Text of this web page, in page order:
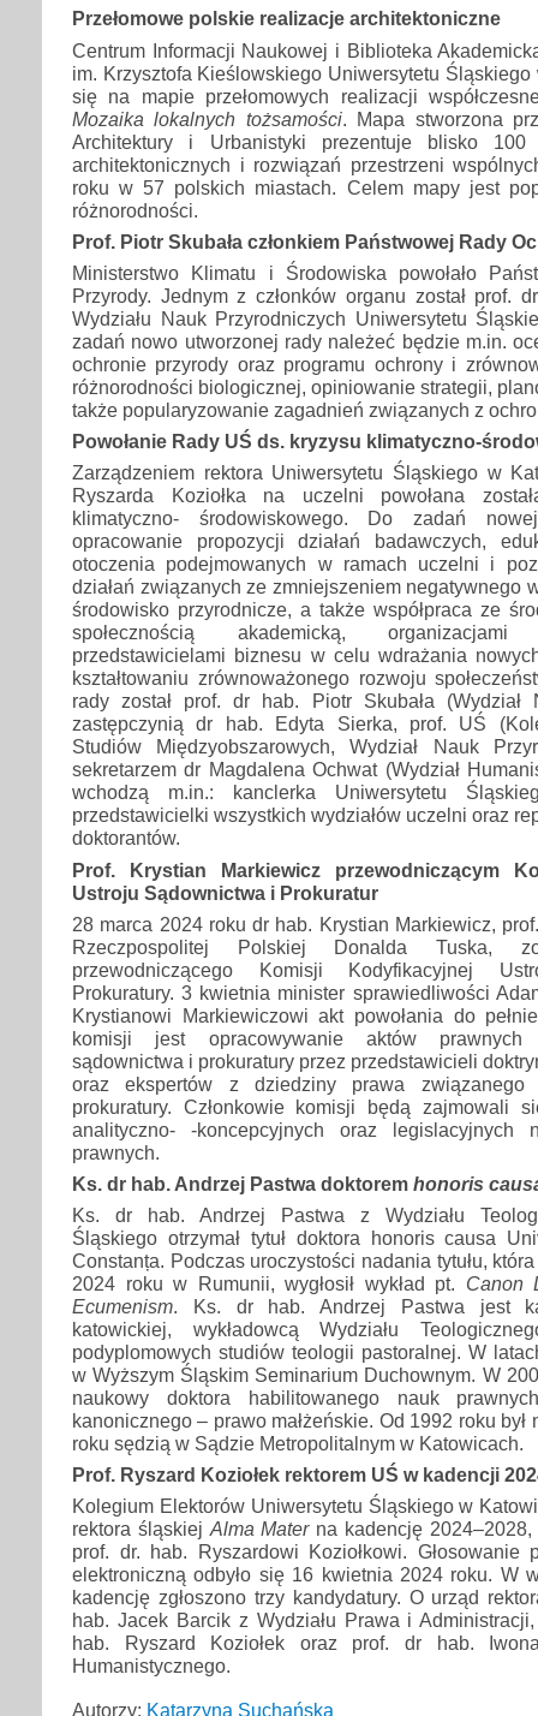
Przełomowe polskie realizacje architektoniczne
Centrum Informacji Naukowej i Biblioteka
im. Krzysztofa Kieślowskiego Uniwersytetu Śląskiego
się na mapie przełomowych realizacji
Mozaika lokalnych tożsamości. Mapa stworzona
Architektury i Urbanistyki prezentuje blisko 100
architektonicznych i rozwiązań przestrzeni
roku w 57 polskich miastach. Celem mapy jest
różnorodności.
Prof. Piotr Skubała członkiem Państwowej Rady
Ministerstwo Klimatu i Środowiska powołało
Przyrody. Jednym z członków organu został prof.
Wydziału Nauk Przyrodniczych Uniwersytetu
zadań nowo utworzonej rady należeć będzie m.in.
ochronie przyrody oraz programu ochrony i
różnorodności biologicznej, opiniowanie strategii,
także popularyzowanie zagadnień związanych z
Powołanie Rady UŚ ds. kryzysu klimatyczno-
Zarządzeniem rektora Uniwersytetu Śląskiego w
Ryszarda Koziołka na uczelni powołana
klimatyczno- środowiskowego. Do zadań
opracowanie propozycji działań badawczych,
otoczenia podejmowanych w ramach uczelni i
działań związanych ze zmniejszeniem negatywnego
środowisko przyrodnicze, a także współpraca ze
społecznością akademicką,
przedstawicielami biznesu w celu wdrażania
kształtowaniu zrównoważonego rozwoju
rady został prof. dr hab. Piotr Skubała (Wydział
zastępczynią dr hab. Edyta Sierka, prof. UŚ
Studiów Międzyobszarowych, Wydział Nauk
sekretarzem dr Magdalena Ochwat (Wydział
wchodzą m.in.: kanclerka Uniwersytetu
przedstawicielki wszystkich wydziałów uczelni oraz
doktorantów.
Prof. Krystian Markiewicz przewodniczącym
Ustroju Sądownictwa i Prokuratur
28 marca 2024 roku dr hab. Krystian Markiewicz,
Rzeczpospolitej Polskiej Donalda Tuska,
przewodniczącego Komisji Kodyfikacyjnej
Prokuratury. 3 kwietnia minister sprawiedliwości
Krystianowi Markiewiczowi akt powołania do
komisji jest opracowywanie aktów prawnych
sądownictwa i prokuratury przez przedstawicieli
oraz ekspertów z dziedziny prawa
prokuratury. Członkowie komisji będą zajmowali
analityczno- -koncepcyjnych oraz legislacyjnych
prawnych.
Ks. dr hab. Andrzej Pastwa doktorem honoris
Ks. dr hab. Andrzej Pastwa z Wydziału
Śląskiego otrzymał tytuł doktora honoris causa
Constanța. Podczas uroczystości nadania tytułu,
2024 roku w Rumunii, wygłosił wykład pt. Canon
Ecumenism. Ks. dr hab. Andrzej Pastwa jest
katowickiej, wykładowcą Wydziału
podyplomowych studiów teologii pastoralnej. W
w Wyższym Śląskim Seminarium Duchownym. W
naukowy doktora habilitowanego nauk
kanonicznego – prawo małżeńskie. Od 1992 roku był
roku sędzią w Sądzie Metropolitalnym w Katowicach.
Prof. Ryszard Koziołek rektorem UŚ w kadencji
Kolegium Elektorów Uniwersytetu Śląskiego w
rektora śląskiej Alma Materna kadencję 2024–2028,
prof. dr. hab. Ryszardowi Koziołkowi. Głosowanie
elektroniczną odbyło się 16 kwietnia 2024 roku. W
kadencję zgłoszono trzy kandydatury. O urząd
hab. Jacek Barcik z Wydziału Prawa i
hab. Ryszard Koziołek oraz prof. dr hab.
Humanistycznego.
Autorzy: Katarzyna Suchańska